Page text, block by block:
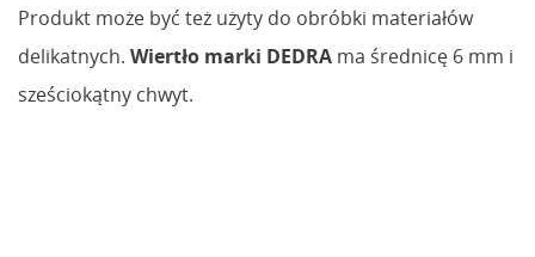
Produkt może być też użyty do obróbki materiałów
delikatnych. Wiertło marki DEDRA ma średnicę 6 mm i
sześciokątny chwyt.